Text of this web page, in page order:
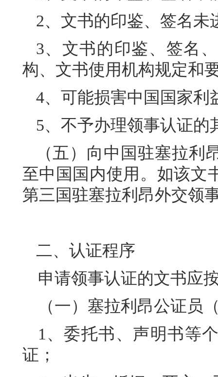
2、文书的印鉴、签名未
3、文书的印鉴、签名
构、文书使用机构规定和
4、可能损害中国国家利
5、不予办理领事认证的
（五）向中国驻塞拉
至中国国内使用。如该文
第三国驻塞拉利昂外交领
二、认证程序
申请领事认证的文书应
（一）塞拉利昂公证员
1、委托书、声明书等
证；